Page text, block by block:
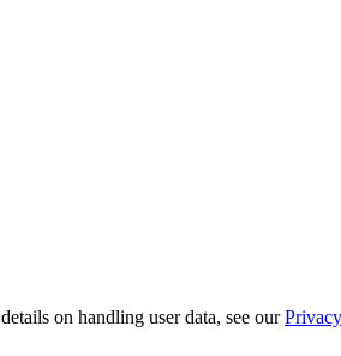
on handling user data, see our